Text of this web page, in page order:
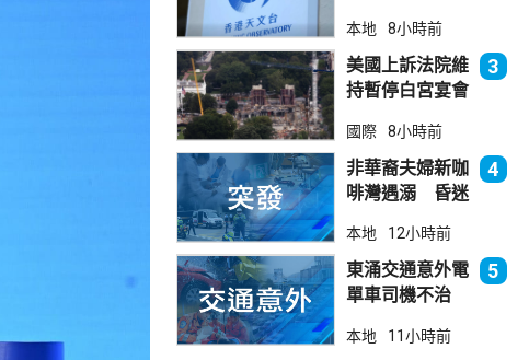
本港直接威脅不
大
本地 8小時前
美國上訴法院維
持暫停白宮宴會
3
國際 8小時前
非華裔夫婦新咖
啡灣遇溺 昏迷
4
本地 12小時前
東涌交通意外電
單車司機不治
駕今早提堂
5
本地 11小時前